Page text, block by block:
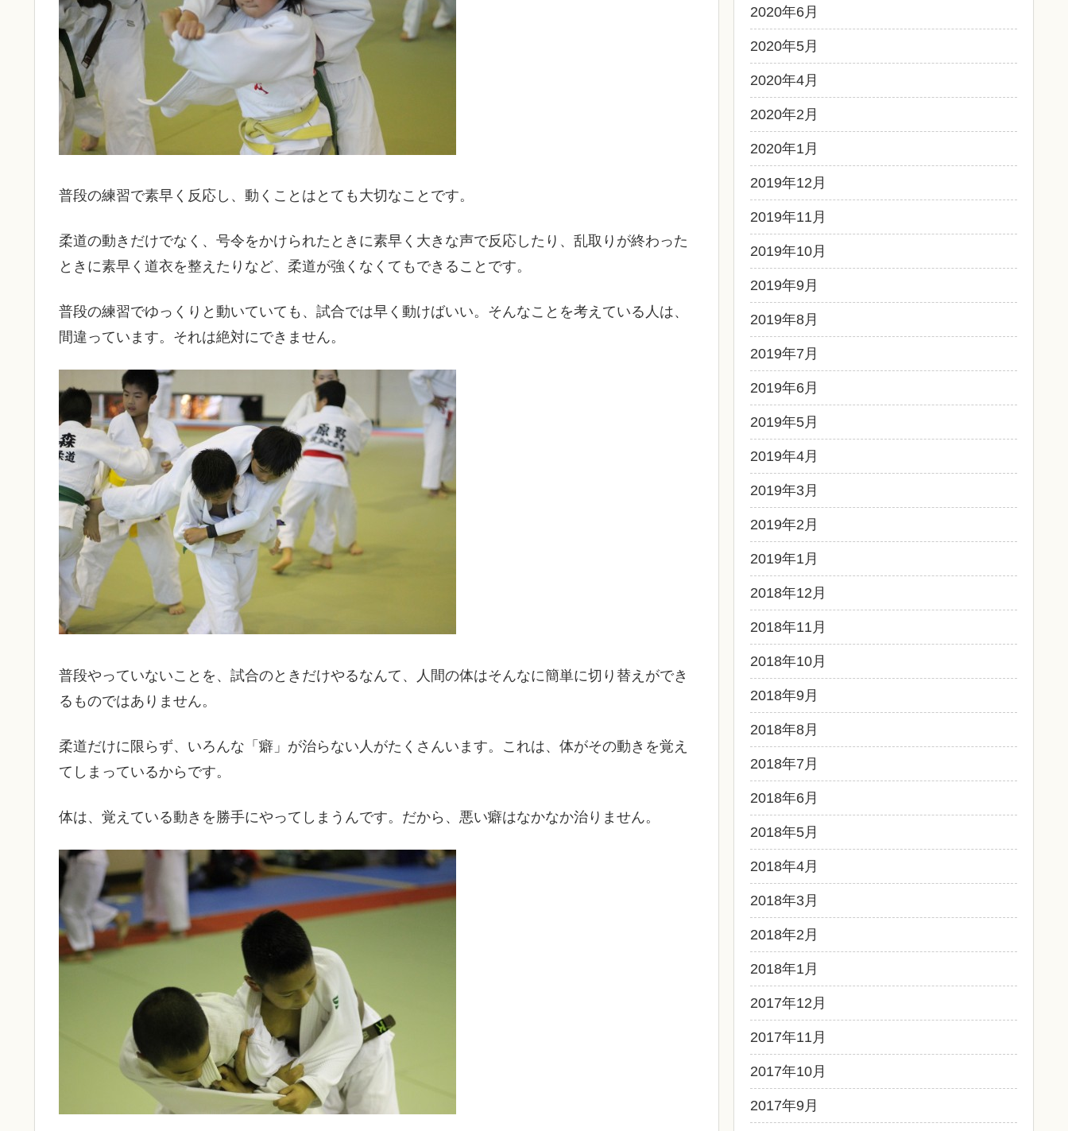
普段の練習で素早く反応し、動くことはとても大切なことです。
柔道の動きだけでなく、号令をかけられたときに素早く大きな声で反応したり、乱取りが終わった
ときに素早く道衣を整えたりなど、柔道が強くなくてもできることです。
普段の練習でゆっくりと動いていても、試合では早く動けばいい。そんなことを考えている人は、
間違っています。それは絶対にできません。
普段やっていないことを、試合のときだけやるなんて、人間の体はそんなに簡単に切り替えができ
るものではありません。
柔道だけに限らず、いろんな「癖」が治らない人がたくさんいます。これは、体がその動きを覚え
てしまっているからです。
体は、覚えている動きを勝手にやってしまうんです。だから、悪い癖はなかなか治りません。
2020年6月
2020年5月
2020年4月
2020年2月
2020年1月
2019年12月
2019年11月
2019年10月
2019年9月
2019年8月
2019年7月
2019年6月
2019年5月
2019年4月
2019年3月
2019年2月
2019年1月
2018年12月
2018年11月
2018年10月
2018年9月
2018年8月
2018年7月
2018年6月
2018年5月
2018年4月
2018年3月
2018年2月
2018年1月
2017年12月
2017年11月
2017年10月
2017年9月